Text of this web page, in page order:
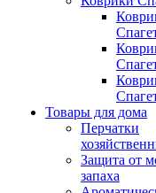
Товары для дома
Перчатки
Защита от
запаха